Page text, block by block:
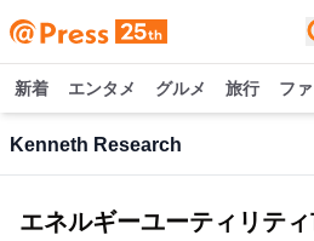
新着 エンタメ グルメ 旅行 フ
Kenneth Research
エネルギーユーティリテ